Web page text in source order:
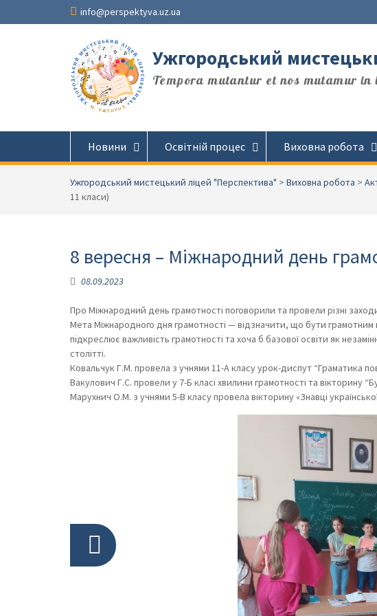
info@perspektyva.uz.ua
Ужгородський
Tempora mutantur et nos mutamur
Новини Освітній процес Виховна робота
Ужгородський мистецький ліцей "Перспектива" > Виховна робота >
11 класи)
8 вересня – Міжнародний день
08.09.2023
Про Міжнародний день грамотності поговорили та провели різні
Мета Міжнародного дня грамотності — відзначити, що бути грамотним
підкреслює важливість грамотності та хоча б базової освіти як
столітті.
Ковальчук Г.М. провела з учнями 11-А класу урок-диспут “Граматика
Вакулович Г.С. провели у 7-Б класі хвилини грамотності та вікторину
Марухнич О.М. з учнями 5-В класу провела вікторину «Знавці